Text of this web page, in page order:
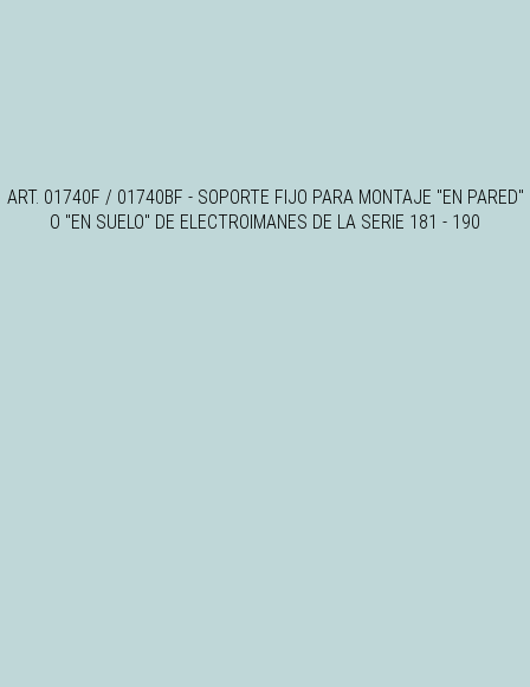
ART. 01740F / 01740BF - SOPORTE FIJO PARA MONTAJE "EN PARED"
O "EN SUELO" DE ELECTROIMANES DE LA SERIE 181 - 190